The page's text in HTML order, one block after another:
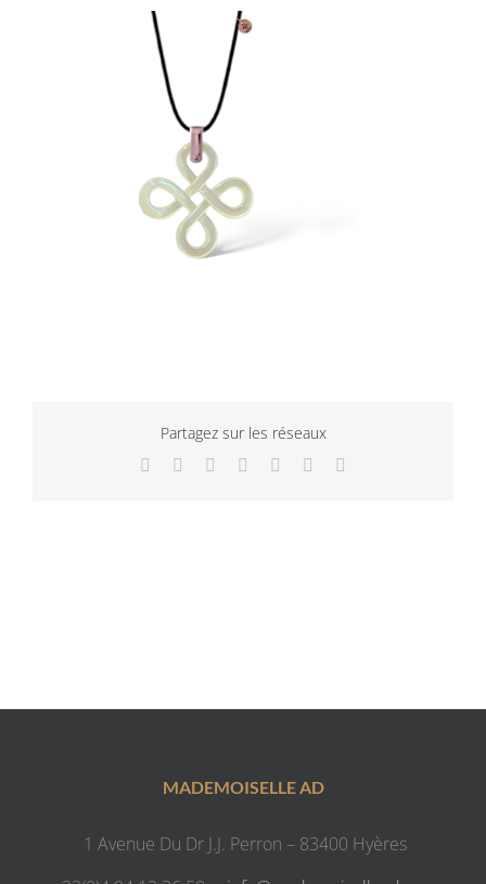
Partagez sur les réseaux
Facebook
TwitterLinkedInWhatsApp
TumblrPinterest
MADEMOISELLE AD
1 Avenue Du Dr J.J. Perron – 83400 Hyères